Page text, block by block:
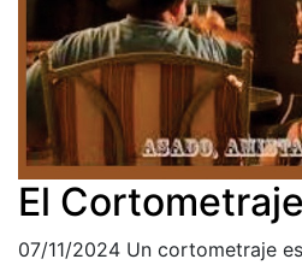
El Cortometraje
07/11/2024 Un cortometraje